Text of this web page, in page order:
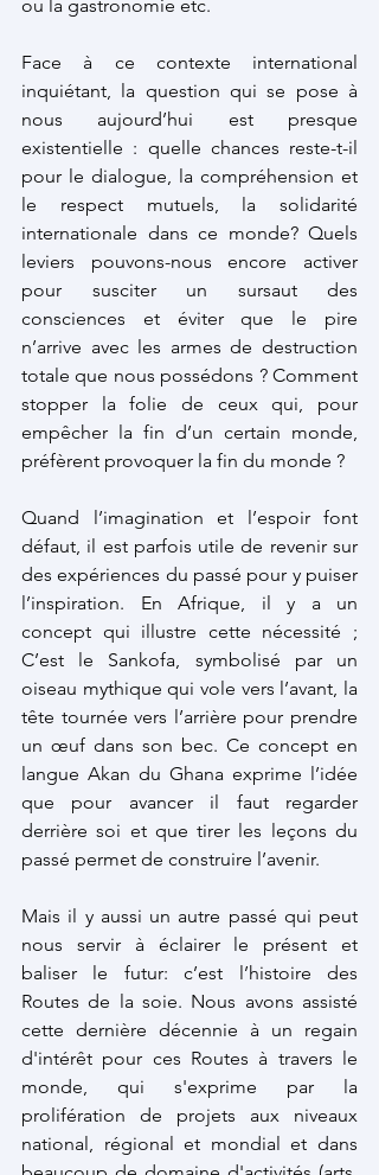
ou la gastronomie etc.
Face à ce contexte international
inquiétant, la question qui se pose à
nous aujourd’hui est presque
existentielle : quelle chances reste-t-il
pour le dialogue, la compréhension et
le respect mutuels, la solidarité
internationale dans ce monde? Quels
leviers pouvons-nous encore activer
pour susciter un sursaut des
consciences et éviter que le pire
n’arrive avec les armes de destruction
totale que nous possédons ? Comment
stopper la folie de ceux qui, pour
empêcher la fin d’un certain monde,
préfèrent provoquer la fin du monde ?
Quand l’imagination et l’espoir font
défaut, il est parfois utile de revenir sur
des expériences du passé pour y puiser
l’inspiration. En Afrique, il y a un
concept qui illustre cette nécessité ;
C’est le Sankofa, symbolisé par un
oiseau mythique qui vole vers l’avant, la
tête tournée vers l’arrière pour prendre
un œuf dans son bec. Ce concept en
langue Akan du Ghana exprime l’idée
que pour avancer il faut regarder
derrière soi et que tirer les leçons du
passé permet de construire l’avenir.
Mais il y aussi un autre passé qui peut
nous servir à éclairer le présent et
baliser le futur: c’est l’histoire des
Routes de la soie. Nous avons assisté
cette dernière décennie à un regain
d'intérêt pour ces Routes à travers le
monde, qui s'exprime par la
prolifération de projets aux niveaux
national, régional et mondial et dans